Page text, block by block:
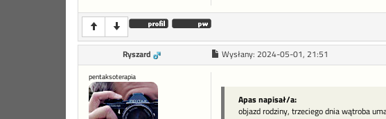
Ryszard Wysłany: 2024-05-01, 21:51
pentaksoterapia
Apas napisał/a:
objazd rodziny, trzeciego dnia wątroba